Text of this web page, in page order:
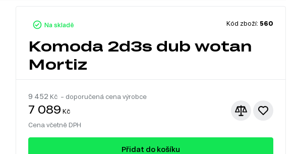
Na skladě Kód zboží: 560
Komoda 2d3s dub wotan
Mortiz
9 452 Kč – doporučená cena výrobce
7 089 Kč
Cena včetně DPH
Přidat do košíku